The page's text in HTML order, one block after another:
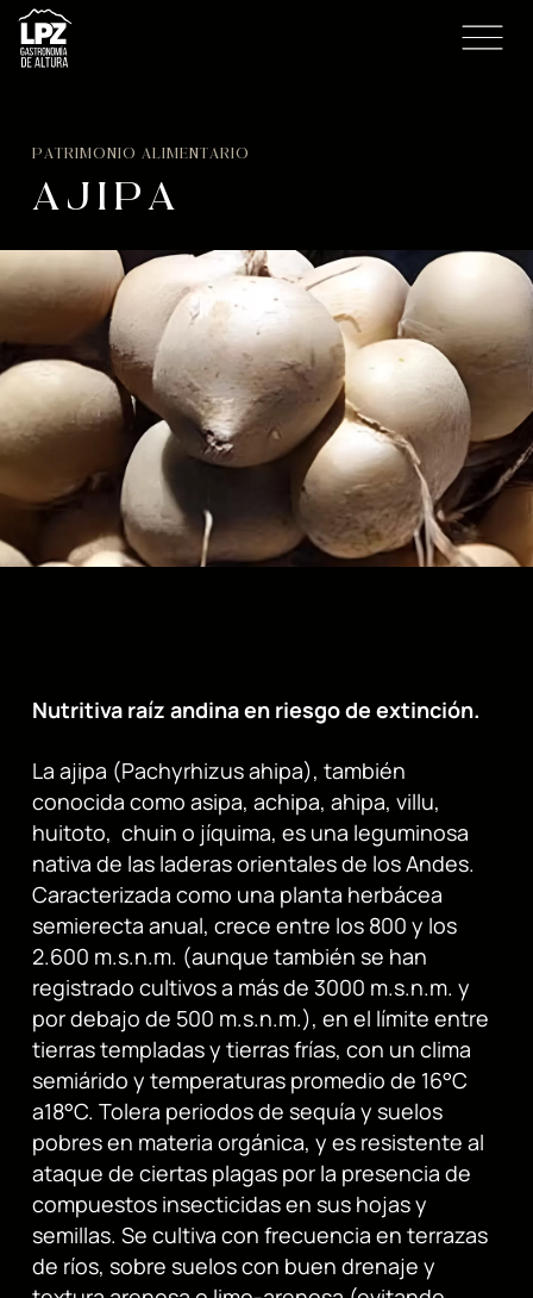
PATRIMONIO ALIMENTARIO
AJIPA
Nutritiva raíz andina en riesgo de extinción.
La ajipa (Pachyrhizus ahipa), también
conocida como asipa, achipa, ahipa, villu,
huitoto, chuin o jíquima, es una leguminosa
nativa de las laderas orientales de los Andes.
Caracterizada como una planta herbácea
semierecta anual, crece entre los 800 y los
2.600 m.s.n.m. (aunque también se han
registrado cultivos a más de 3000 m.s.n.m. y
por debajo de 500 m.s.n.m.), en el límite entre
tierras templadas y tierras frías, con un clima
semiárido y temperaturas promedio de 16°C
a18°C. Tolera periodos de sequía y suelos
pobres en materia orgánica, y es resistente al
ataque de ciertas plagas por la presencia de
compuestos insecticidas en sus hojas y
semillas. Se cultiva con frecuencia en terrazas
de ríos, sobre suelos con buen drenaje y